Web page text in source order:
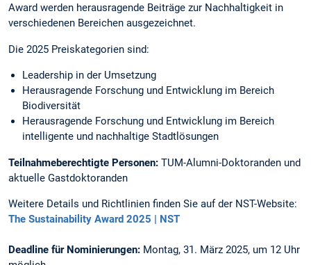
Award werden herausragende Beiträge zur Nachhaltigkeit in
verschiedenen Bereichen ausgezeichnet.
Die 2025 Preiskategorien sind:
Leadership in der Umsetzung
Herausragende Forschung und Entwicklung im Bereich
Biodiversität
Herausragende Forschung und Entwicklung im Bereich
intelligente und nachhaltige Stadtlösungen
Teilnahmeberechtigte Personen: TUM-Alumni-Doktoranden und
aktuelle Gastdoktoranden
Weitere Details und Richtlinien finden Sie auf der NST-Website:
The Sustainability Award 2025 | NST
Deadline für Nominierungen: Montag, 31. März 2025, um 12 Uhr